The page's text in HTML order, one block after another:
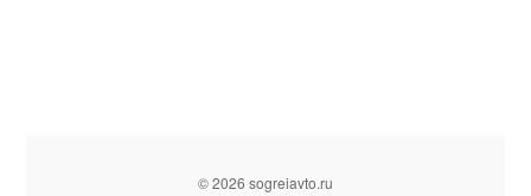
© 2026 sogreiavto.ru